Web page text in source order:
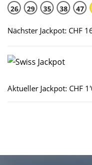
26 29 35 38 47
Nächster Jackpot: CHF
Aktueller Jackpot: CHF